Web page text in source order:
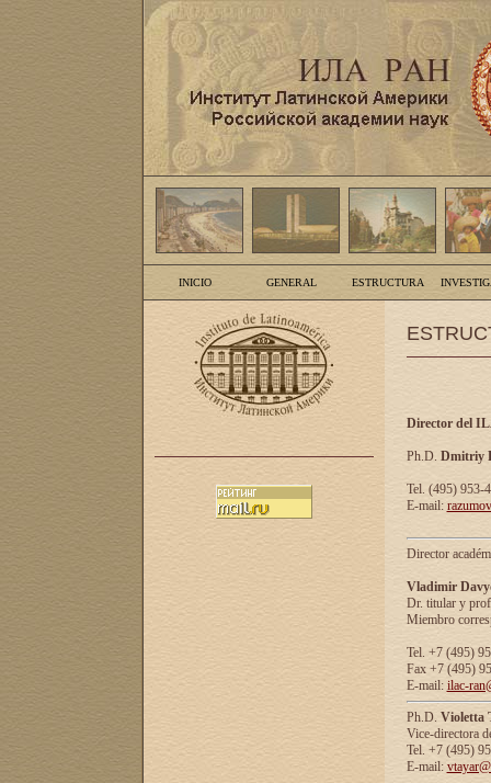
INICIO GENERAL ESTRUCTURA
Director del
Ph.D. Dmitriy
Tel. (495) 953-
E-mail:
Director
Vladimir
Dr. titular y
Miembro
Tel. +7 (495)
Fax +7 (495)
E-mail: ilac-
Ph.D. Violetta
Vice-directora
Tel. +7 (495)
E-mail: